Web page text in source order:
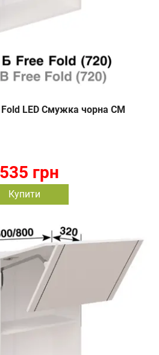
LED Смужка чорна СМ
грн
Купити